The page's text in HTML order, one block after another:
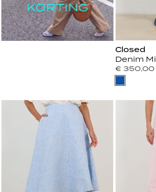
Closed
Denim
€ 350,00